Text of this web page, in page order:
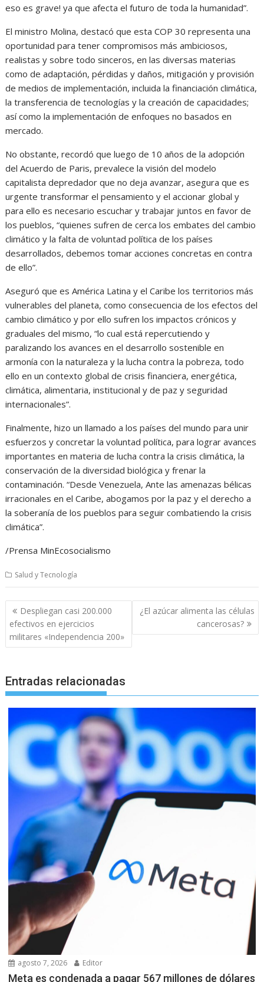
eso es grave! ya que afecta el futuro de toda la humanidad”.
El ministro Molina, destacó que esta COP 30 representa una
oportunidad para tener compromisos más ambiciosos,
realistas y sobre todo sinceros, en las diversas materias
como de adaptación, pérdidas y daños, mitigación y provisión
de medios de implementación, incluida la financiación climática,
la transferencia de tecnologías y la creación de capacidades;
así como la implementación de enfoques no basados en
mercado.
No obstante, recordó que luego de 10 años de la adopción
del Acuerdo de Paris, prevalece la visión del modelo
capitalista depredador que no deja avanzar, asegura que es
urgente transformar el pensamiento y el accionar global y
para ello es necesario escuchar y trabajar juntos en favor de
los pueblos, “quienes sufren de cerca los embates del cambio
climático y la falta de voluntad política de los países
desarrollados, debemos tomar acciones concretas en contra
de ello”.
Aseguró que es América Latina y el Caribe los territorios más
vulnerables del planeta, como consecuencia de los efectos del
cambio climático y por ello sufren los impactos crónicos y
graduales del mismo, “lo cual está repercutiendo y
paralizando los avances en el desarrollo sostenible en
armonía con la naturaleza y la lucha contra la pobreza, todo
ello en un contexto global de crisis financiera, energética,
climática, alimentaria, institucional y de paz y seguridad
internacionales”.
Finalmente, hizo un llamado a los países del mundo para unir
esfuerzos y concretar la voluntad política, para lograr avances
importantes en materia de lucha contra la crisis climática, la
conservación de la diversidad biológica y frenar la
contaminación. “Desde Venezuela, Ante las amenazas bélicas
irracionales en el Caribe, abogamos por la paz y el derecho a
la soberanía de los pueblos para seguir combatiendo la crisis
climática”.
/Prensa MinEcosocialismo
Salud y Tecnología
Navegación
de
entradas
Despliegan casi 200.000
efectivos en ejercicios
militares «Independencia 200»
¿El azúcar alimenta las células
cancerosas?
Entradas relacionadas
agosto 7, 2026 Editor
Meta es condenada a pagar 567 millones de dólares